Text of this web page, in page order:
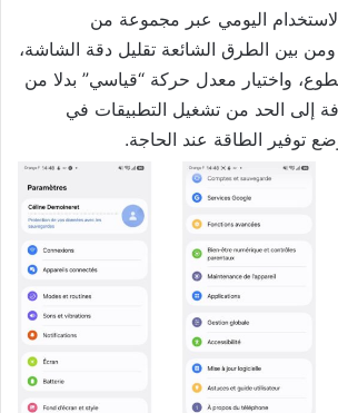
اليومي عبر مجموعة من
ومن بين الطرق الشائعة تقليل دقة الشاشة،
واختيار معدل حركة “قياسي” بدلا من
إلى الحد من تشغيل التطبيقات في
توفير الطاقة عند الحاجة.